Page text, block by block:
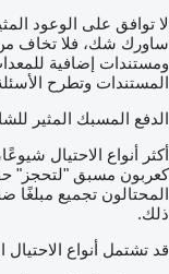
لا توافق على الوعود
ساورك شك، فلا تخاف
ومستندات إضافية
المستندات وتطرح
الدفع المسبك المثير
أكثر أنواع الاحتيال
كعربون مسبق "لتحجز"
المحتالون تجميع مبلغًا
ذلك.
قد تشتمل أنواع الاحتيال